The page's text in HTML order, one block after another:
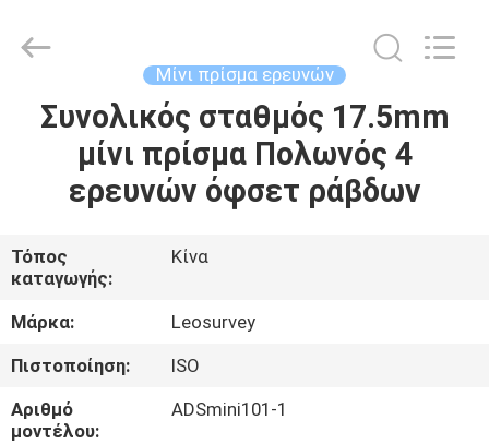
ΣΠΊΤΙ
ΠΡΟΪΌΝΤΑ
ΠΕΡΊΠΟΥ
ΕΜΕΊΣ
ΓΎΡΟΣ
ΕΡΓΟΣΤΑΣΊΩΝ
Instrument
Co.,Ltd.
Μίνι πρίσμα ερευνών
Συνολικός σταθμός 17.5mm
μίνι πρίσμα Πολωνός 4
ερευνών όφσετ ράβδων
Τόπος
καταγωγής:
Κίνα
Μάρκα:
Leosurvey
Πιστοποίηση:
ISO
Αριθμό
μοντέλου:
ADSmini101-1